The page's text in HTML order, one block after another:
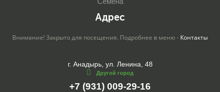
Адрес
Внимание! Закрыто для посещения. Подробнее в меню - Контакты
г. Анадырь, ул. Ленина, 48
Другой город
+7 (931) 009-29-16